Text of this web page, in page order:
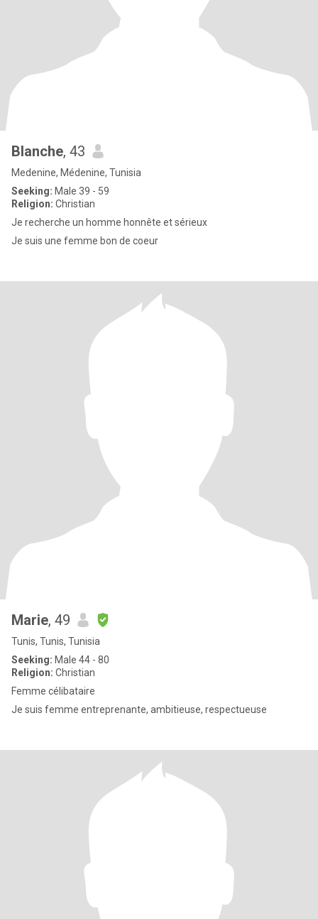
Blanche, 43
Medenine, Médenine, Tunisia
Seeking: Male 39 - 59
Religion: Christian
Je recherche un homme honnête et sérieux
Je suis une femme bon de coeur
Marie, 49
Tunis, Tunis, Tunisia
Seeking: Male 44 - 80
Religion: Christian
Femme célibataire
Je suis femme entreprenante, ambitieuse, respectueuse